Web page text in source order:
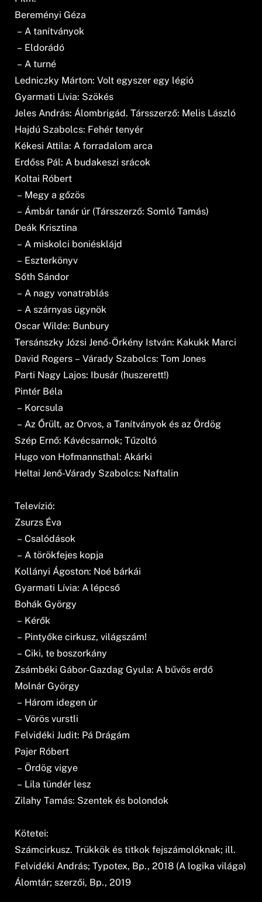
Bereményi Géza
– A tanítványok
– Eldorádó
– A turné
Ledniczky Márton: Volt egyszer egy légió
Gyarmati Lívia: Szökés
Jeles András: Álombrigád. Társszerző: Melis László
Hajdú Szabolcs: Fehér tenyér
Kékesi Attila: A forradalom arca
Erdőss Pál: A budakeszi srácok
Koltai Róbert
– Megy a gőzös
– Ámbár tanár úr (Társszerző: Somló Tamás)
Deák Krisztina
– A miskolci boniésklájd
– Eszterkönyv
Sőth Sándor
– A nagy vonatrablás
– A szárnyas ügynök
Oscar Wilde: Bunbury
Tersánszky Józsi Jenő-Örkény István: Kakukk Marci
David Rogers – Várady Szabolcs: Tom Jones
Parti Nagy Lajos: Ibusár (huszerett!)
Pintér Béla
– Korcsula
– Az Őrült, az Orvos, a Tanítványok és az Ördög
Szép Ernő: Kávécsarnok; Tűzoltó
Hugo von Hofmannsthal: Akárki
Heltai Jenő-Várady Szabolcs: Naftalin
Televízió:
Zsurzs Éva
– Csalódások
– A törökfejes kopja
Kollányi Ágoston: Noé bárkái
Gyarmati Lívia: A lépcső
Bohák György
– Kérők
– Pintyőke cirkusz, világszám!
– Ciki, te boszorkány
Zsámbéki Gábor-Gazdag Gyula: A bűvös erdő
Molnár György
– Három idegen úr
– Vörös vurstli
Felvidéki Judit: Pá Drágám
Pajer Róbert
– Ördög vigye
– Lila tündér lesz
Zilahy Tamás: Szentek és bolondok
Kötetei:
Számcirkusz. Trükkök és titkok fejszámolóknak; ill.
Felvidéki András; Typotex, Bp., 2018 (A logika világa)
Álomtár; szerzői, Bp., 2019